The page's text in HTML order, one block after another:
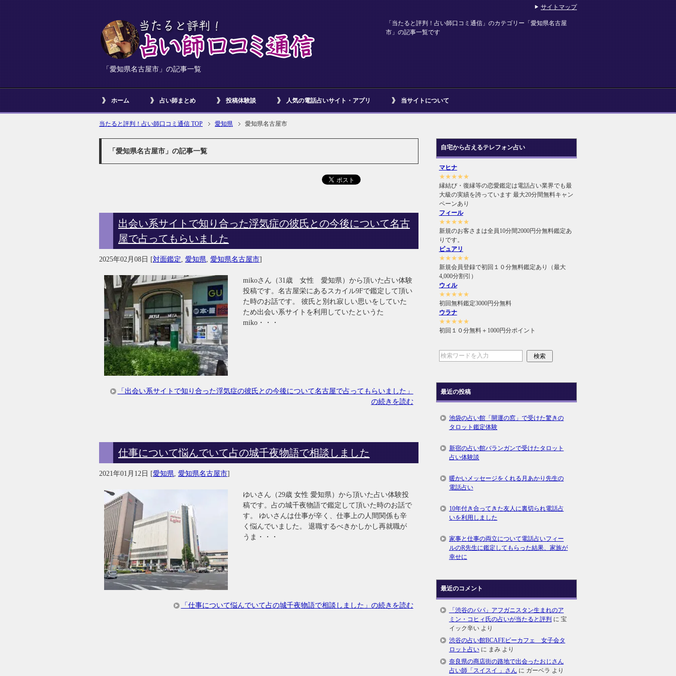
「愛知県名古屋市」の記事一覧
「当たると評判！占い師口コミ通信」のカテゴリー「愛知県名古屋
市」の記事一覧です
ホーム 占い師まとめ 投稿体験談 人気の電話占いサイト・アプリ 当サイトについて
当たると評判！占い師口コミ通信 TOP 愛知県 愛知県名古屋市
「愛知県名古屋市」の記事一覧
出会い系サイトで知り合った浮気症の彼氏との今後について名古
屋で占ってもらいました
2025年02月08日 [対面鑑定 愛知県 愛知県名古屋市]
mikoさん（31歳 女性 愛知県）から頂いた占い体験
投稿です。名古屋栄にあるスカイル9Fで鑑定して頂い
た時のお話です。 彼氏と別れ寂しい思いをしていた
ため出会い系サイトを利用していたというた
miko・・・
「出会い系サイトで知り合った浮気症の彼氏との今後について名古屋で占ってもらいました」
の続きを読む
仕事について悩んでいて占の城千夜物語で相談しました
2021年01月12日 [愛知県 愛知県名古屋市]
ゆいさん（29歳 女性 愛知県）から頂いた占い体験投
稿です。占の城千夜物語で鑑定して頂いた時のお話で
す。 ゆいさんは仕事が辛く、仕事上の人間関係も辛
く悩んでいました。 退職するべきかしかし再就職が
うま・・・
「仕事について悩んでいて占の城千夜物語で相談しました」の続きを読む
自宅から占えるテレフォン占い
マヒナ
★★★★★
縁結び・復縁等の恋愛鑑定は電話占い業界でも最
大級の実績を誇っています 最大20分間無料キャン
ペーンあり
フィール
★★★★★
新規のお客さまは全員10分間2000円分無料鑑定あ
りです。
ピュアリ
★★★★★
新規会員登録で初回１０分無料鑑定あり（最大
4,000分割引）
ウィル
★★★★★
初回無料鑑定3000円分無料
ウラナ
★★★★★
初回１０分無料＋1000円分ポイント
最近の投稿
池袋の占い館「開運の窓」で受けた驚きの
タロット鑑定体験
新宿の占い館バランガンで受けたタロット
占い体験談
暖かいメッセージをくれる月あかり先生の
電話占い
10年付き合ってきた友人に裏切られ電話占
いを利用しました
家事と仕事の両立について電話占いフィー
ルのR先生に鑑定してもらった結果、家族が
幸せに
最近のコメント
「渋谷のパパ」アフガニスタン生まれのア
ミン・コヒィ氏の占いが当たると評判 に 宝
イック辛いより
渋谷の占い館BCAFEビーカフェ 女子会タ
ロット占いに まみより
奈良県の商店街の路地で出会ったおじさん
占い師「スイスイ 」さん に ガーベラ より
サイトマップ